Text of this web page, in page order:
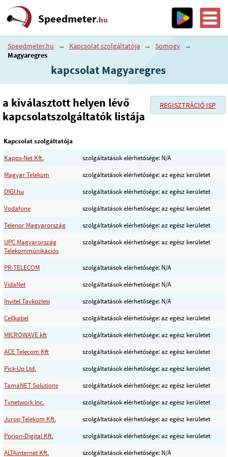
Speedmeter.hu
Speedmeter.hu → Kapcsolat szolgáltatója → Somogy →
Magyaregres
kapcsolat Magyaregres
REGISZTRÁCIÓ ISP
a kiválasztott helyen lévő
kapcsolatszolgáltatók listája
Kapcsolat szolgáltatója
Kapos-Net Kft.
szolgáltatások elérhetősége: N/A
Magyar Telekom
szolgáltatások elérhetősége: az egész kerületet
DIGI.hu
szolgáltatások elérhetősége: az egész kerületet
Vodafone
szolgáltatások elérhetősége: az egész kerületet
Telenor Magyarország
szolgáltatások elérhetősége: az egész kerületet
UPC Magyarország
Telekommunikációs
szolgáltatások elérhetősége: az egész kerületet
PR-TELECOM
szolgáltatások elérhetősége: N/A
VidaNet
szolgáltatások elérhetősége: N/A
Invitel Tavkozlesi
szolgáltatások elérhetősége: N/A
Cellkabel
szolgáltatások elérhetősége: az egész kerületet
MICROWAVE kft
szolgáltatások elérhetősége: az egész kerületet
ACE Telecom Kft
szolgáltatások elérhetősége: az egész kerületet
Pick-Up Ltd.
szolgáltatások elérhetősége: az egész kerületet
TamaNET Solutions
szolgáltatások elérhetősége: az egész kerületet
Tvnetwork Inc.
szolgáltatások elérhetősége: az egész kerületet
Jurop Telekom Kft.
szolgáltatások elérhetősége: az egész kerületet
Porion-Digital Kft.
szolgáltatások elérhetősége: az egész kerületet
ALTAinternet Kft.
szolgáltatások elérhetősége: N/A